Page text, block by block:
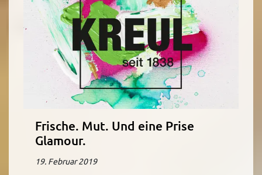
Frische. Mut. Und eine Prise
Glamour.
19. Februar 2019